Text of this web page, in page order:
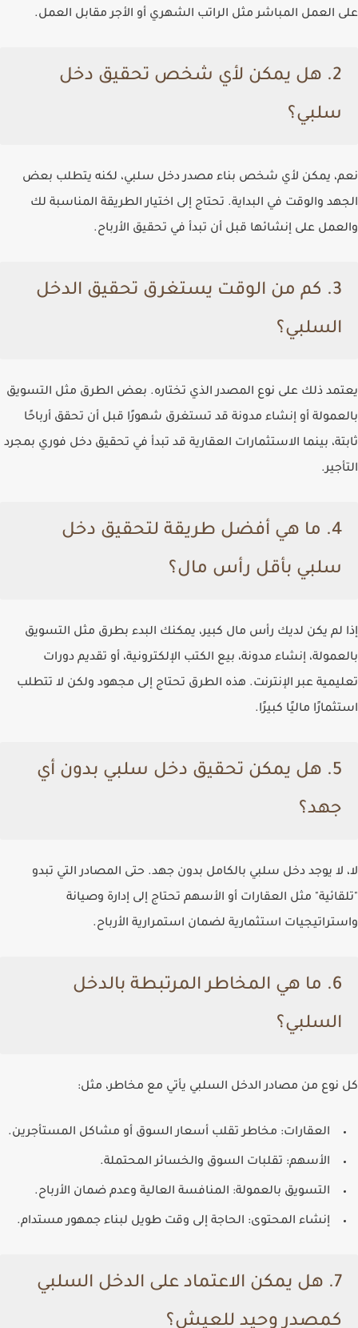
على العمل المباشر مثل الراتب الشهري أو الأجر مقابل العمل.
2.
هل يمكن لأي شخص تحقيق دخل
سلبي؟
نعم، يمكن لأي شخص بناء مصدر دخل سلبي، لكنه يتطلب بعض
الجهد والوقت في البداية. تحتاج إلى اختيار الطريقة المناسبة لك
والعمل على إنشائها قبل أن تبدأ في تحقيق الأرباح.
3.
كم من الوقت يستغرق تحقيق الدخل
السلبي؟
يعتمد ذلك على نوع المصدر الذي تختاره. بعض الطرق مثل التسويق
بالعمولة أو إنشاء مدونة قد تستغرق شهورًا قبل أن تحقق أرباحًا
ثابتة، بينما الاستثمارات العقارية قد تبدأ في تحقيق دخل فوري بمجرد
التأجير.
4.
ما هي أفضل طريقة لتحقيق دخل
سلبي بأقل رأس مال؟
إذا لم يكن لديك رأس مال كبير، يمكنك البدء بطرق مثل التسويق
بالعمولة، إنشاء مدونة، بيع الكتب الإلكترونية، أو تقديم دورات
تعليمية عبر الإنترنت. هذه الطرق تحتاج إلى مجهود ولكن لا تتطلب
استثمارًا ماليًا كبيرًا.
5.
هل يمكن تحقيق دخل سلبي بدون أي
جهد؟
لا، لا يوجد دخل سلبي بالكامل بدون جهد. حتى المصادر التي تبدو
"تلقائية" مثل العقارات أو الأسهم تحتاج إلى إدارة وصيانة
واستراتيجيات استثمارية لضمان استمرارية الأرباح.
6.
ما هي المخاطر المرتبطة بالدخل
السلبي؟
كل نوع من مصادر الدخل السلبي يأتي مع مخاطر، مثل:
العقارات: مخاطر تقلب أسعار السوق أو مشاكل المستأجرين.
الأسهم: تقلبات السوق والخسائر المحتملة.
التسويق بالعمولة: المنافسة العالية وعدم ضمان الأرباح.
إنشاء المحتوى: الحاجة إلى وقت طويل لبناء جمهور مستدام.
7.
هل يمكن الاعتماد على الدخل السلبي
كمصدر وحيد للعيش؟